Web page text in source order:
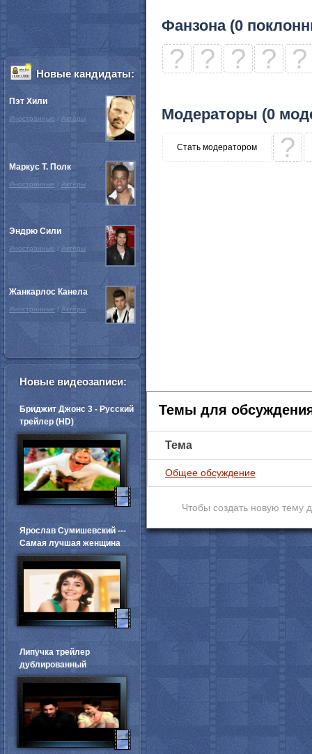
Фанзона (0
? ? ? ? ?
Модераторы (0
Стать модератором ?
Темы для
Тема
Общее обсуждение
Чтобы создать новую тему
Новые кандидаты:
Пэт Хили
Иностранные / Актёры
Маркус Т. Полк
Иностранные / Актёры
Эндрю Сили
Иностранные / Актёры
Жанкарлос Канела
Иностранные / Актёры
Новые видеозаписи:
Бриджит Джонс 3 - Русский
трейлер (HD)
Ярослав Сумишевский ---
Самая лучшая женщина
Липучка трейлер
дублированный